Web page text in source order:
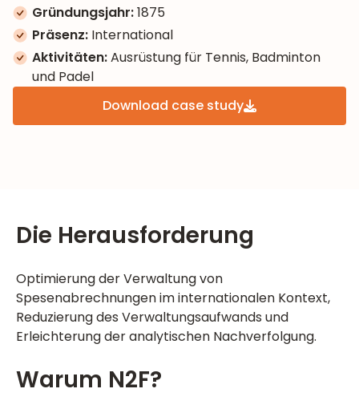
Gründungsjahr:1875
Präsenz: International
Aktivitäten:Ausrüstung für Tennis, Badminton
und Padel
Download case study
Die Herausforderung
Optimierung der Verwaltung von
Spesenabrechnungen im internationalen Kontext,
Reduzierung des Verwaltungsaufwands und
Erleichterung der analytischen Nachverfolgung.
Warum N2F?